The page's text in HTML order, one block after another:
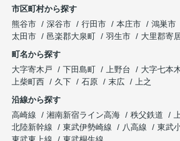
市区町村から探す
熊谷市
深谷市 行田市 本庄市 鴻巣市
太田市
邑楽郡大泉町 羽生市
大里郡寄
町名から探す
大字寄木戸
下田島町 上野台 大字七本
上柴町西
久下 石原 末広
上之
沿線から探す
高崎線
湘南新宿ライン高海 秩父鉄道
北陸新幹線
東武伊勢崎線 八高線
東武